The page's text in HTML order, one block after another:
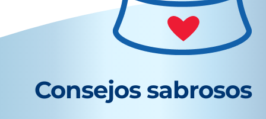
Consejos sabrosos